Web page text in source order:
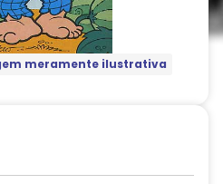
meramente ilustrativa